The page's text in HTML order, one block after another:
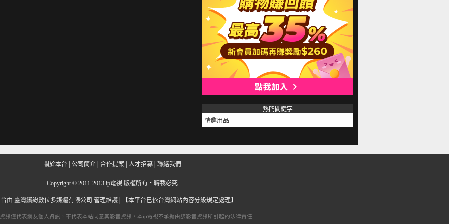
熱門關鍵字
情趣用品
關於本台 公司簡介 合作提案 人才招募 聯絡我們
Copyright © 2011-2013 ip電視 版權所有‧轉載必究
由 臺灣繽紛數位多媒體有限公司 管理維護│ 【本平台已依台灣網站內容分級規定處理】
訊僅代表網友個人資訊，不代表本站同意其影音資訊，本ip電視不承擔由該影音資訊所引起的法律責任